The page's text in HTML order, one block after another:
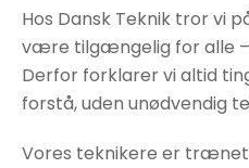
Hos Dansk Teknik tror vi
være tilgængelig for alle –
Derfor forklarer vi altid
forstå, uden unødvendig
Vores teknikere er